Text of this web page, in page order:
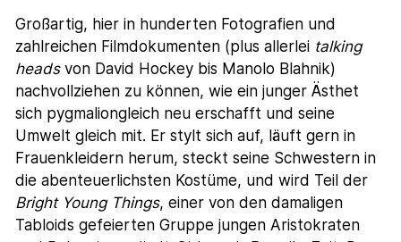
Großartig, hier in hunderten Fotografien und
zahlreichen Filmdokumenten (plus allerlei talking
headsvon David Hockey bis Manolo Blahnik)
nachvollziehen zu können, wie ein junger Ästhet
sich pygmaliongleich neu erschafft und seine
Umwelt gleich mit. Er stylt sich auf, läuft gern in
Frauenkleidern herum, steckt seine Schwestern in
die abenteuerlichsten Kostüme, und wird Teil der
Bright Young Things, einer von den damaligen
Tabloids gefeierten Gruppe jungen Aristokraten